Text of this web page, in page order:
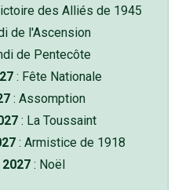
des Alliés de 1945
de l'Ascension
de Pentecôte
: Fête Nationale
: Assomption
: La Toussaint
: Armistice de 1918
: Noël